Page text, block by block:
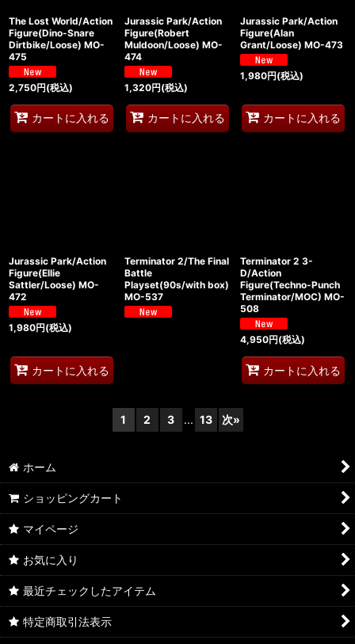
The Lost World/Action
Figure(Dino-Snare
Dirtbike/Loose) MO-
475
2,750円(税込)
カートに入れる
Jurassic Park/Action
Figure(Robert
Muldoon/Loose) MO-
474
1,320円(税込)
カートに入れる
Jurassic Park/Action
Figure(Alan
Grant/Loose) MO-473
1,980円(税込)
カートに入れる
Jurassic Park/Action
Figure(Ellie
Sattler/Loose) MO-
472
1,980円(税込)
カートに入れる
Terminator 2/The Final
Battle
Playset(90s/with box)
MO-537
Terminator 2 3-
D/Action
Figure(Techno-Punch
Terminator/MOC) MO-
508
4,950円(税込)
カートに入れる
1 2 3 ... 13 次»
ホーム
ショッピングカート
マイページ
お気に入り
最近チェックしたアイテム
特定商取引法表示